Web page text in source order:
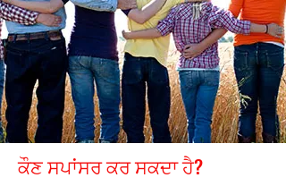
ਕੌਣ ਸਪਾਂਸਰ ਕਰ ਸਕਦਾ ਹੈ?